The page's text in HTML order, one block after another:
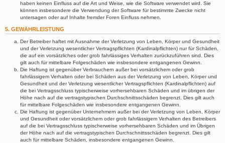
haben keinen Einfluss auf die Art und Weise, wie die Software verwendet wird. Sie
können insbesondere die Verwendung der Software für bestimmte Zwecke nicht
untersagen oder auf Inhalte fremder Foren Einfluss nehmen.
5. GEWÄHRLEISTUNG
Der Betreiber haftet mit Ausnahme der Verletzung von Leben, Körper und Gesundheit
und der Verletzung wesentlicher Vertragspflichten (Kardinalpflichten) nur für Schäden,
die auf ein vorsätzliches oder grob fahrlässiges Verhalten zurückzuführen sind. Dies
gilt auch für mittelbare Folgeschäden wie insbesondere entgangenen Gewinn.
Die Haftung ist gegenüber Verbrauchern außer bei vorsätzlichem oder grob
fahrlässigem Verhalten oder bei Schäden aus der Verletzung von Leben, Körper und
Gesundheit und der Verletzung wesentlicher Vertragspflichten (Kardinalpflichten) auf
die bei Vertragsschluss typischerweise vorhersehbaren Schäden und im übrigen der
Höhe nach auf die vertragstypischen Durchschnittsschäden begrenzt. Dies gilt auch
für mittelbare Folgeschäden wie insbesondere entgangenen Gewinn.
Die Haftung ist gegenüber Unternehmern außer bei der Verletzung von Leben, Körper
und Gesundheit oder vorsätzlichem oder grob fahrlässigem Verhalten des Betreibers
auf die bei Vertragsschluss typischerweise vorhersehbaren Schäden und im Übrigen
der Höhe nach auf die vertragstypischen Durchschnittsschäden begrenzt. Dies gilt
auch für mittelbare Schäden, insbesondere entgangenen Gewinn.